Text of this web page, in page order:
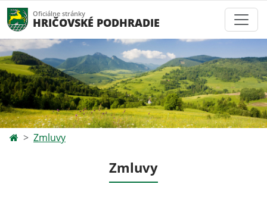
Oficiálne stránky
HRIČOVSKÉ PODHRADIE
Zmluvy
Zmluvy